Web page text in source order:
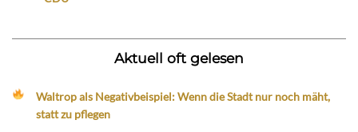
Aktuell oft gelesen
Waltrop als Negativbeispiel: Wenn die Stadt nur noch mäht,
statt zu pflegen